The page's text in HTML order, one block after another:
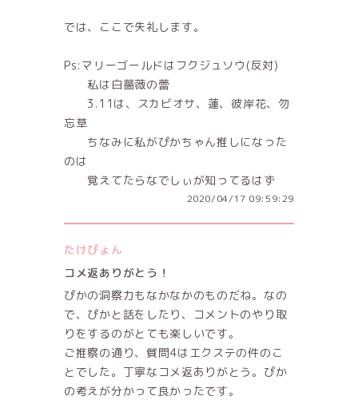
では、ここで失礼します。
Ps:マリーゴールドはフクジュソウ(反対)
私は白薔薇の蕾
3.11は、スカビオサ、蓮、彼岸花、勿
忘草
ちなみに私がぴかちゃん推しになった
のは
覚えてたらなでしぃが知ってるはず
2020/04/17 09:59:29
たけぴょん
コメ返ありがとう！
ぴかの洞察力もなかなかのものだね。なの
で、ぴかと話をしたり、コメントのやり取
りをするのがとても楽しいです。
ご推察の通り、質問4はエクステの件のこ
とでした。丁寧なコメ返ありがとう。ぴか
の考えが分かって良かったです。